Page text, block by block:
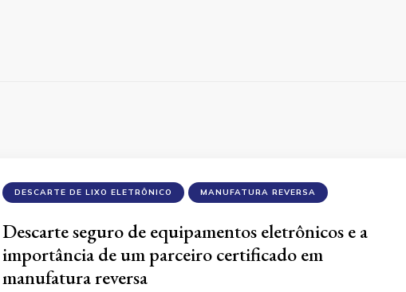
DESCARTE DE LIXO ELETRÔNICO MANUFATURA REVERSA
Descarte seguro de equipamentos eletrônicos e a
importância de um parceiro certificado em
manufatura reversa